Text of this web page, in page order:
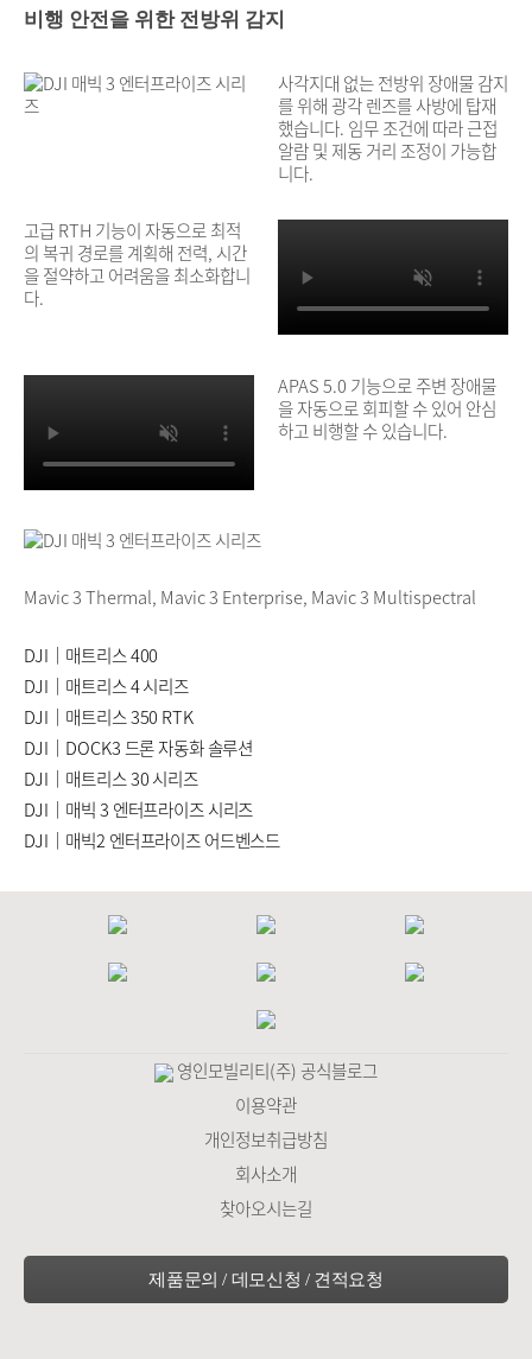
DJI｜매트리스 400
DJI｜매트리스 4 시리즈
DJI｜매트리스 350 RTK
DJI｜DOCK3 드론 자동화 솔루션
DJI｜매트리스 30 시리즈
DJI｜매빅 3 엔터프라이즈 시리즈
DJI｜매빅2 엔터프라이즈 어드벤스드
비행 안전을 위한 전방위 감지
사각지대 없는 전방위 장애물 감지
를 위해 광각 렌즈를 사방에 탑재
했습니다. 임무 조건에 따라 근접
알람 및 제동 거리 조정이 가능합
니다.
고급 RTH 기능이 자동으로 최적
의 복귀 경로를 계획해 전력, 시간
을 절약하고 어려움을 최소화합니
다.
APAS 5.0 기능으로 주변 장애물
을 자동으로 회피할 수 있어 안심
하고 비행할 수 있습니다.
Mavic 3 Thermal, Mavic 3 Enterprise, Mavic 3 Multispectral
영인모빌리티(주) 공식블로그
이용약관
개인정보취급방침
회사소개
찾아오시는길